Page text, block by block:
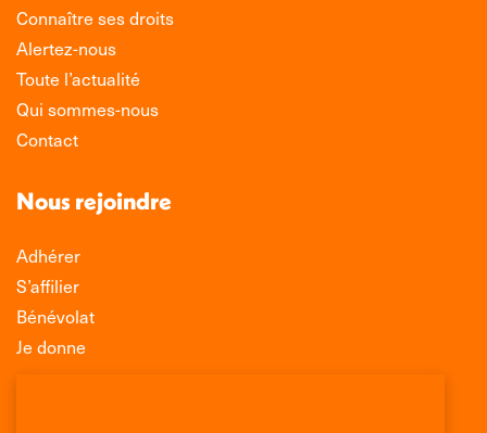
Connaître ses droits
Alertez-nous
Toute l’actualité
Qui sommes-nous
Contact
Nous rejoindre
Adhérer
S’affilier
Bénévolat
Je donne